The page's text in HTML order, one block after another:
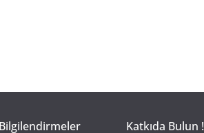
Katkıda Bulun !